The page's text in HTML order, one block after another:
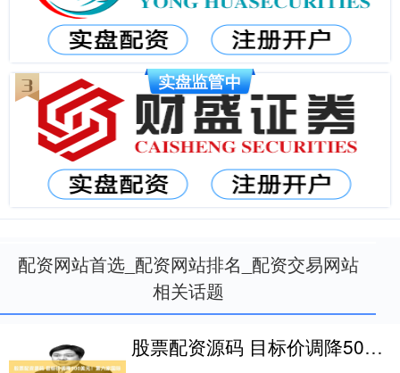
配资网站首选_配资网站排名_配资交易网站
相关话题
股票配资源码 目标价调降500美元！第六家国际大行加入看空黄金行列